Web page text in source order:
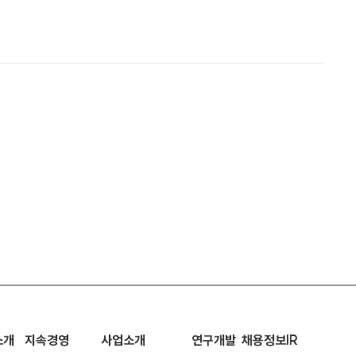
지속경영 사업소개 연구개발 채용정보IR